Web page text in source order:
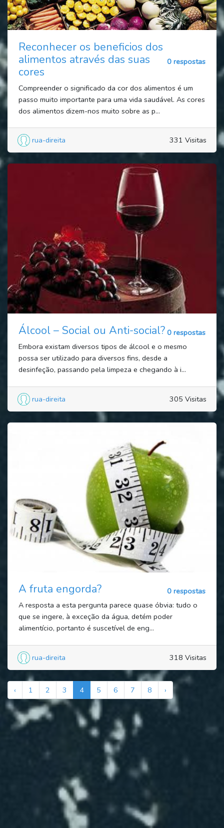
Reconhecer os beneficios dos
alimentos através das suas
cores
0 respostas
Compreender o significado da cor dos alimentos é um
passo muito importante para uma vida saudável. As cores
dos alimentos dizem-nos muito sobre as p...
rua-direita 331 Visitas
Álcool – Social ou Anti-social? 0 respostas
Embora existam diversos tipos de álcool e o mesmo
possa ser utilizado para diversos fins, desde a
desinfeção, passando pela limpeza e chegando à i...
rua-direita 305 Visitas
A fruta engorda?
0 respostas
A resposta a esta pergunta parece quase óbvia: tudo o
que se ingere, à exceção da água, detém poder
alimentício, portanto é suscetível de eng...
rua-direita 318 Visitas
‹ 1 2 3 4 5 6 7 8 ›